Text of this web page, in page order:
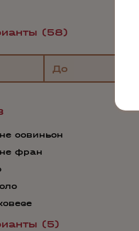
(58)
До
совиньон
фран
(5)